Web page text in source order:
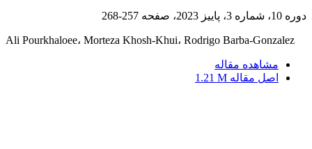
دوره 10، شماره 3، پاییز 2023، صفحه 257-268
Ali Pourkhaloee، Morteza Khosh-Khui، Rodrigo Barba-Gonzalez
مشاهده مقاله
اصل مقاله 1.21 M